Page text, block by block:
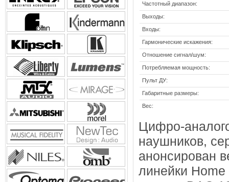
Частотный диапазон:
Выходы:
Входы:
Гармонические искажения:
Отношение сигнал/шум:
Потребляемая мощность:
Пульт ДУ:
Габаритные размеры:
Вес:
Цифро-
наушников,
анонсирован
линейки